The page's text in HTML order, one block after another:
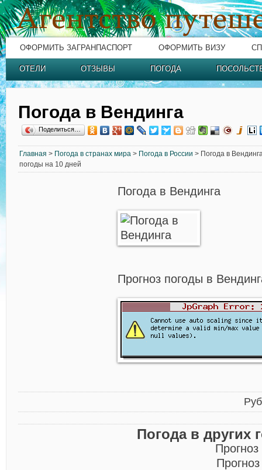
ОФОРМИТЬ ЗАГРАНПАСПОРТ ОФОРМИТЬ ВИЗУ
ОТЕЛИ ОТЗЫВЫ ПОГОДА
Погода в Вендинга
Поделиться…
Главная > Погода в странах мира > Погода в России > Погода в
погоды на 10 дней
Погода в Вендинга
Прогноз погоды в
Погода в других